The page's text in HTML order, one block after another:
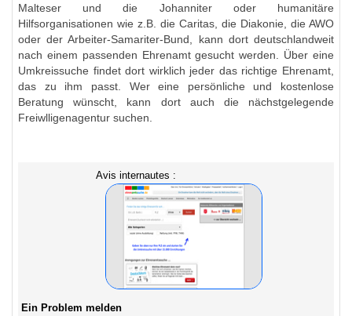
Malteser und die Johanniter oder humanitäre
Hilfsorganisationen wie z.B. die Caritas, die Diakonie, die AWO
oder der Arbeiter-Samariter-Bund, kann dort deutschlandweit
nach einem passenden Ehrenamt gesucht werden. Über eine
Umkreissuche findet dort wirklich jeder das richtige Ehrenamt,
das zu ihm passt. Wer eine persönliche und kostenlose
Beratung wünscht, kann dort auch die nächstgelegende
Freiwlligenagentur suchen.
Avis internautes :
Ein Problem melden